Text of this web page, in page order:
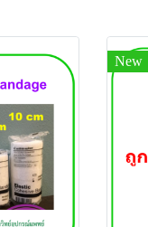
New